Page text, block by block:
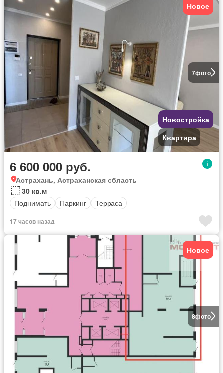
7фото
Новое
Новостройка
Квартира
6 600 000 руб.
Астрахань, Астраханская область
30 кв.м
Поднимать
Паркинг Терраса
17 часов назад
8фото
Новое